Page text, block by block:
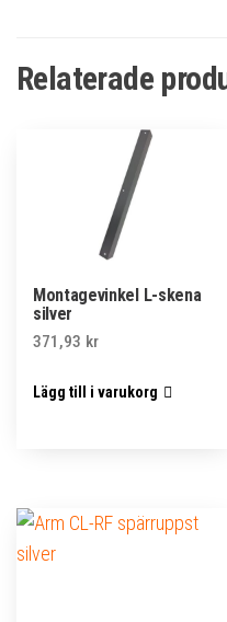
Relaterade
Montagevinkel L-skena
silver
371,93 kr
Lägg till i varukorg